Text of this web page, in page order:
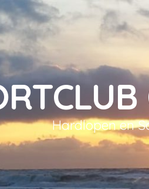
Hardlopen en